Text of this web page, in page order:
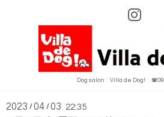
Dog salon Villa de Dog!
2023 /04 /03 22:35